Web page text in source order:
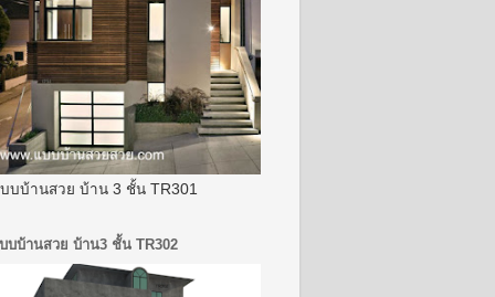
บบ้านสวย บ้าน 3 ชั้น TR301
บบ้านสวย บ้าน3 ชั้น TR302